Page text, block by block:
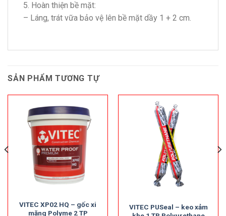
5. Hoàn thiện bề mặt:
– Láng, trát vữa bảo vệ lên bề mặt dầy 1 + 2 cm.
SẢN PHẨM TƯƠNG TỰ
VITEC XP02 HQ – gốc xi
măng Polyme 2 TP
VITEC PUSeal – keo xảm